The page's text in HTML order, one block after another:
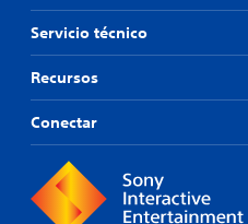
Servicio técnico
Recursos
Conectar